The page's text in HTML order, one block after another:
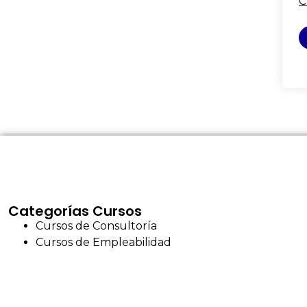
Categorías Cursos
Cursos de Consultoría
Cursos de Empleabilidad